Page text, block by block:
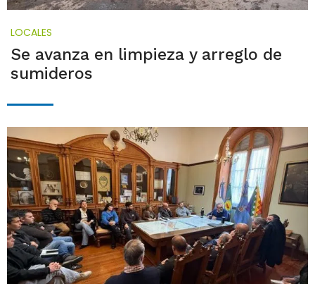
LOCALES
Se avanza en limpieza y arreglo de
sumideros